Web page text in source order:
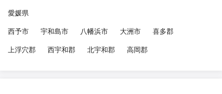
愛媛県
西予市
宇和島市 八幡浜市 大洲市
喜多郡
上浮穴郡
西宇和郡 北宇和郡 高岡郡